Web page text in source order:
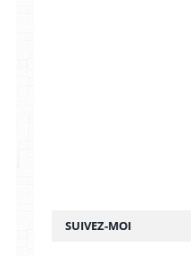
SUIVEZ-MOI